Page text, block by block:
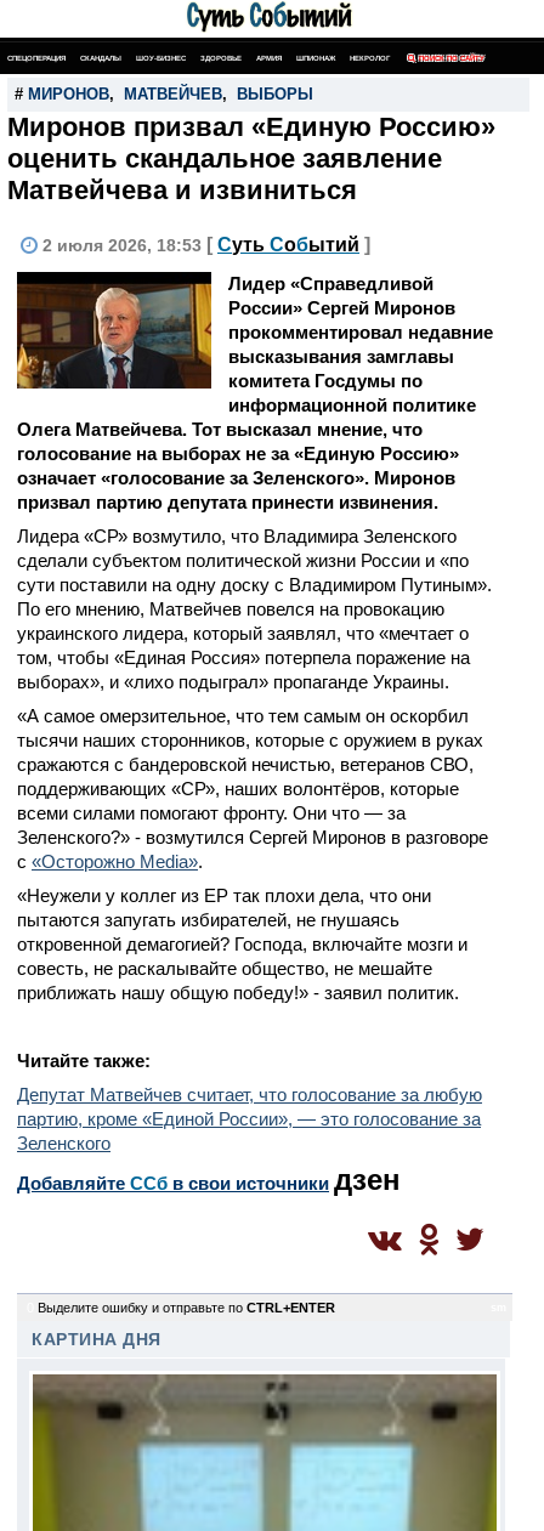
СПЕЦОПЕРАЦИЯ СКАНДАЛЫ ШОУ-БИЗНЕС ЗДОРОВЬЕ АРМИЯ ШПИОНАЖ НЕКРОЛОГ ПОИСК ПО САЙТУ
# МИРОНОВ, МАТВЕЙЧЕВ, ВЫБОРЫ
Миронов призвал «Единую Россию»
оценить скандальное заявление
Матвейчева и извиниться
2 июля 2026, 18:53 [ Суть Событий ]
Лидер «Справедливой
России» Сергей Миронов
прокомментировал недавние
высказывания замглавы
комитета Госдумы по
информационной политике
Олега Матвейчева. Тот высказал мнение, что
голосование на выборах не за «Единую Россию»
означает «голосование за Зеленского». Миронов
призвал партию депутата принести извинения.
Лидера «СР» возмутило, что Владимира Зеленского
сделали субъектом политической жизни России и «по
сути поставили на одну доску с Владимиром Путиным».
По его мнению, Матвейчев повелся на провокацию
украинского лидера, который заявлял, что «мечтает о
том, чтобы «Единая Россия» потерпела поражение на
выборах», и «лихо подыграл» пропаганде Украины.
«А самое омерзительное, что тем самым он оскорбил
тысячи наших сторонников, которые с оружием в руках
сражаются с бандеровской нечистью, ветеранов СВО,
поддерживающих «СР», наших волонтёров, которые
всеми силами помогают фронту. Они что — за
Зеленского?» - возмутился Сергей Миронов в разговоре
с «Осторожно Media».
«Неужели у коллег из ЕР так плохи дела, что они
пытаются запугать избирателей, не гнушаясь
откровенной демагогией? Господа, включайте мозги и
совесть, не раскалывайте общество, не мешайте
приближать нашу общую победу!» - заявил политик.
Читайте также:
Депутат Матвейчев считает, что голосование за любую
партию, кроме «Единой России», — это голосование за
Зеленского
Добавляйте CСб в свои источники дзен
Выделите ошибку и отправьте по CTRL+ENTER
КАРТИНА ДНЯ